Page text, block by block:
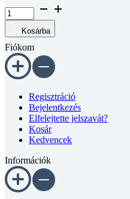
fejű
phillips
kereszthornyos
csavar
DIN
965
4.8
horganyzott
M5x25
mennyiség
Kosárba
Fiókom
Bejelentkezés
Elfelejtette jelszavát?
Kosár
Kedvencek